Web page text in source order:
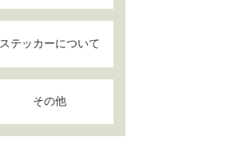
ステッカーについて
その他